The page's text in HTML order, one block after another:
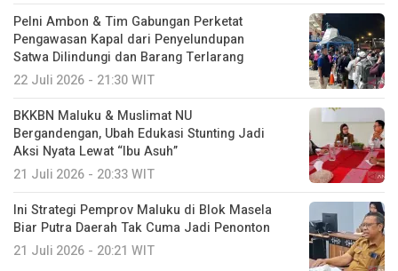
Pelni Ambon & Tim Gabungan Perketat
Pengawasan Kapal dari Penyelundupan
Satwa Dilindungi dan Barang Terlarang
22 Juli 2026 - 21:30 WIT
BKKBN Maluku & Muslimat NU
Bergandengan, Ubah Edukasi Stunting Jadi
Aksi Nyata Lewat “Ibu Asuh”
21 Juli 2026 - 20:33 WIT
Ini Strategi Pemprov Maluku di Blok Masela
Biar Putra Daerah Tak Cuma Jadi Penonton
21 Juli 2026 - 20:21 WIT